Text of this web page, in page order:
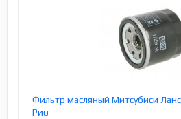
Фильтр масляный Митсубиси
Рио